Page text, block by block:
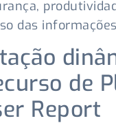
das
de
Report